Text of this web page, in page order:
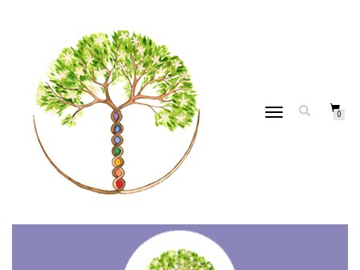
DÉPLIER
0
Accueil/Soins énergétiques/Huiles energétiques
/ Huile
Massage – fruits du soleil